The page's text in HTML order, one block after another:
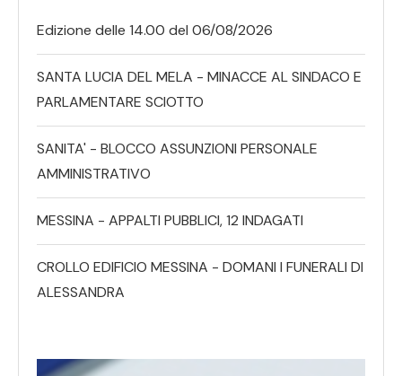
Edizione delle 14.00 del 06/08/2026
SANTA LUCIA DEL MELA - MINACCE AL SINDACO E
PARLAMENTARE SCIOTTO
SANITA' - BLOCCO ASSUNZIONI PERSONALE
AMMINISTRATIVO
MESSINA - APPALTI PUBBLICI, 12 INDAGATI
CROLLO EDIFICIO MESSINA - DOMANI I FUNERALI DI
ALESSANDRA